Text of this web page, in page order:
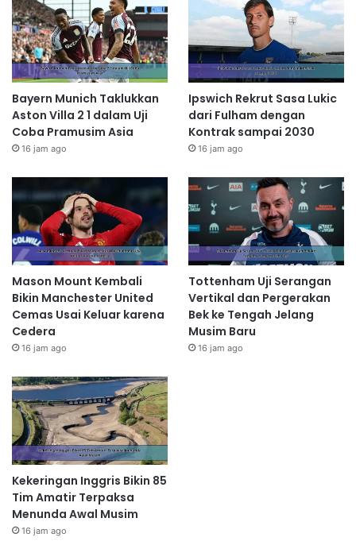
Bayern Munich Taklukkan
Aston Villa 2 1 dalam Uji
Coba Pramusim Asia
16 jam ago
Ipswich Rekrut Sasa Lukic
dari Fulham dengan
Kontrak sampai 2030
16 jam ago
Mason Mount Kembali
Bikin Manchester United
Cemas Usai Keluar karena
Cedera
16 jam ago
Tottenham Uji Serangan
Vertikal dan Pergerakan
Bek ke Tengah Jelang
Musim Baru
16 jam ago
Kekeringan Inggris Bikin 85
Tim Amatir Terpaksa
Menunda Awal Musim
16 jam ago